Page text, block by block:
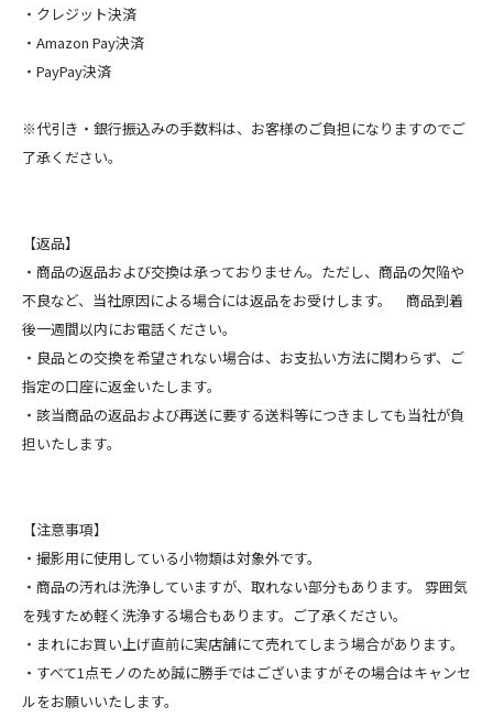
・クレジット決済
・Amazon Pay決済
・PayPay決済
※代引き・銀行振込みの手数料は、お客様のご負担になりますのでご
了承ください。
【返品】
・商品の返品および交換は承っておりません。ただし、商品の欠陥や
不良など、当社原因による場合には返品をお受けします。 商品到着
後一週間以内にお電話ください。
・良品との交換を希望されない場合は、お支払い方法に関わらず、ご
指定の口座に返金いたします。
・該当商品の返品および再送に要する送料等につきましても当社が負
担いたします。
【注意事項】
・撮影用に使用している小物類は対象外です。
・商品の汚れは洗浄していますが、取れない部分もあります。 雰囲気
を残すため軽く洗浄する場合もあります。ご了承ください。
・まれにお買い上げ直前に実店舗にて売れてしまう場合があります。
・すべて1点モノのため誠に勝手ではございますがその場合はキャンセ
ルをお願いいたします。